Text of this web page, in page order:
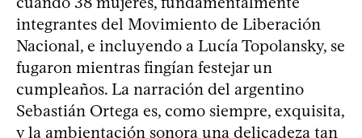
integrantes del Movimiento de Liberación
Nacional, e incluyendo a Lucía Topolansky, se
fugaron mientras fingían festejar un
cumpleaños. La narración del argentino
Sebastián Ortega es, como siempre, exquisita,
y la ambientación sonora una delicadeza tan